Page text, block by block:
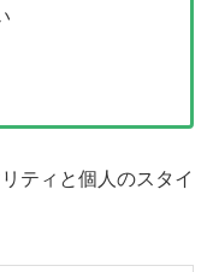
ティと個人のスタイ